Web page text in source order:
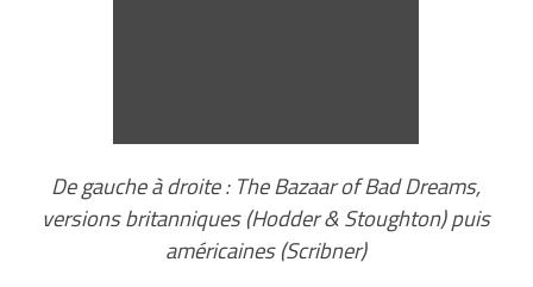
De gauche à droite : The Bazaar of Bad Dreams,
versions britanniques (Hodder & Stoughton) puis
américaines (Scribner)